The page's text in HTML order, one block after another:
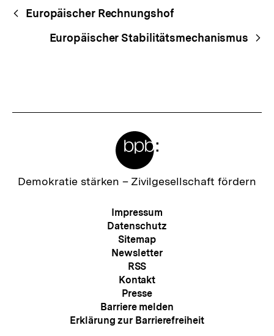
Begriffsnavigation
Content-
Navigation
Europäischer Rechnungshof
Europäischer Stabilitätsmechanismus
Zur
Demokratie stärken – Zivilgesellschaft fördern
Meta-
Navigation
Impressum
Datenschutz
Sitemap
Newsletter
RSS
Kontakt
Presse
Barriere melden
Erklärung zur Barrierefreiheit